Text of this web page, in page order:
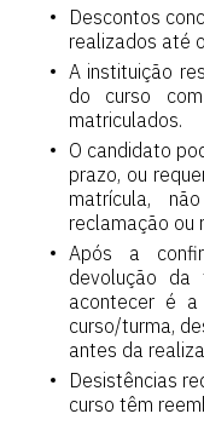
Descontos
realizados até
A instituição
do curso
matriculados.
O candidato
prazo, ou
matrícula,
reclamação ou
Após a
devolução
acontecer é a
curso/turma,
antes da
Desistências
curso têm